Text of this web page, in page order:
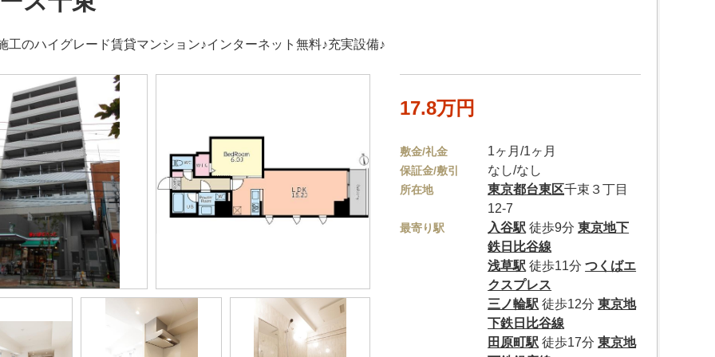
工のハイグレード賃貸マンション♪インターネット無料♪充実設備♪
17.8万円
敷金/礼金 1ヶ月/1ヶ月
保証金/敷引 なし/なし
所在地 東京都台東区千束３丁目
12-7
最寄り駅 入谷駅 徒歩9分東京地下
鉄日比谷線
浅草駅 徒歩11分つくばエ
クスプレス
三ノ輪駅 徒歩12分東京地
下鉄日比谷線
田原町駅 徒歩17分東京地